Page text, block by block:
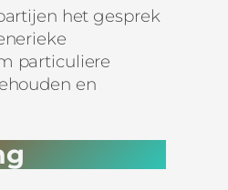
het gesprek
particuliere
en